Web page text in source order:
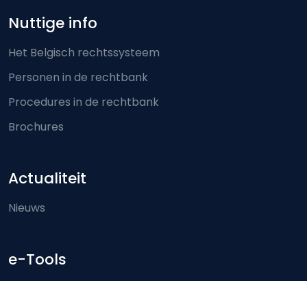
Nuttige info
Het Belgisch rechtssysteem
Personen in de rechtbank
Procedures in de rechtbank
Brochures
Actualiteit
Nieuws
e-Tools